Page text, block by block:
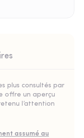
plus consultés par
offre un aperçu
l’attention
assumé au